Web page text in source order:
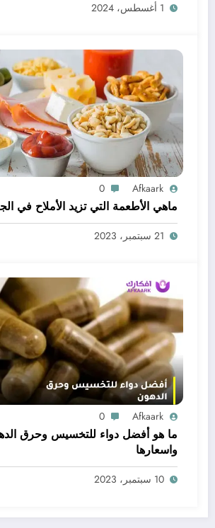
1 أغسطس، 2024
Afkaark
0
ماهي الأطعمة التي تزيد الأملاح في
21 سبتمبر، 2023
Afkaark
0
ما هو أفضل دواء للتخسيس وحرق
واسعارها
10 سبتمبر، 2023